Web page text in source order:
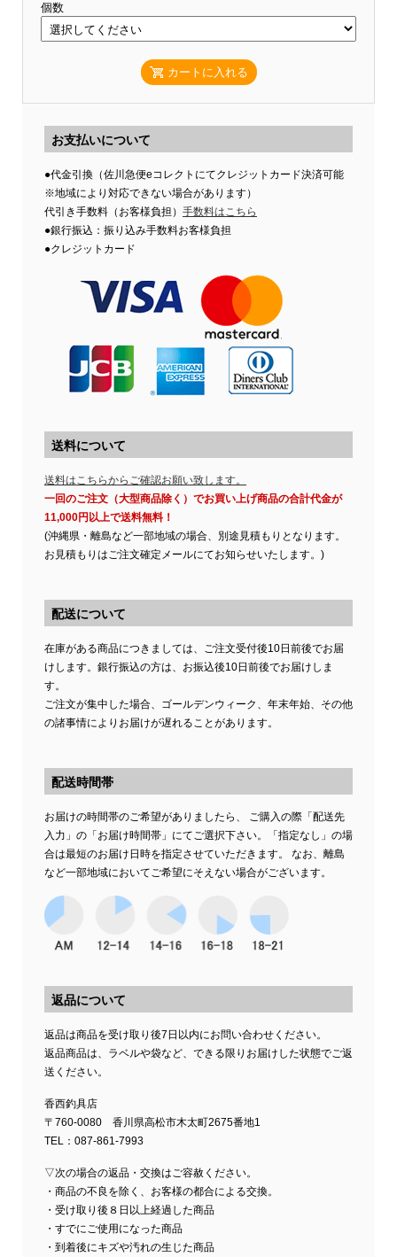
個数
カートに入れる
お支払いについて
●代金引換（佐川急便eコレクトにてクレジットカード決済可能
※地域により対応できない場合があります）
代引き手数料（お客様負担） 手数料はこちら
●銀行振込：振り込み手数料お客様負担
●クレジットカード
送料について
送料はこちらからご確認お願い致します。
一回のご注文（大型商品除く）でお買い上げ商品の合計代金が
11,000円以上で送料無料！
(沖縄県・離島など一部地域の場合、別途見積もりとなります。
お見積もりはご注文確定メールにてお知らせいたします。)
配送について
在庫がある商品につきましては、ご注文受付後10日前後でお届
けします。銀行振込の方は、お振込後10日前後でお届けしま
す。
ご注文が集中した場合、ゴールデンウィーク、年末年始、その他
の諸事情によりお届けが遅れることがあります。
配送時間帯
お届けの時間帯のご希望がありましたら、 ご購入の際「配送先
入力」の「お届け時間帯」にてご選択下さい。「指定なし」の場
合は最短のお届け日時を指定させていただきます。 なお、離島
など一部地域においてご希望にそえない場合がございます。
返品について
返品は商品を受け取り後7日以内にお問い合わせください。
返品商品は、ラベルや袋など、できる限りお届けした状態でご返
送ください。
香西釣具店
〒760-0080 香川県高松市木太町2675番地1
TEL：087-861-7993
▽次の場合の返品・交換はご容赦ください。
・商品の不良を除く、お客様の都合による交換。
・受け取り後８日以上経過した商品
・すでにご使用になった商品
・到着後にキズや汚れの生じた商品